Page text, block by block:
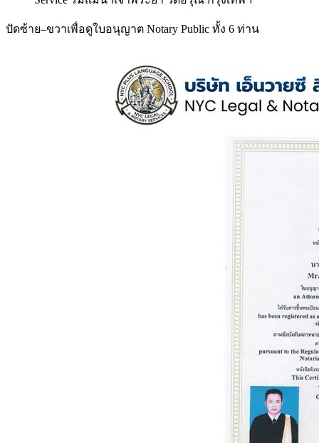
ปัดซ้าย–ขวาเพื่อดูใบอนุญาต Notary Public ทั้ง 6 ท่าน